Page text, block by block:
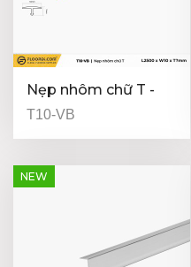
Nẹp nhôm chữ T -
T10-VB
NEW